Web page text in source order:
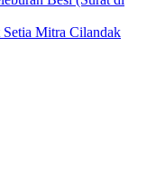
Mitra Cilandak